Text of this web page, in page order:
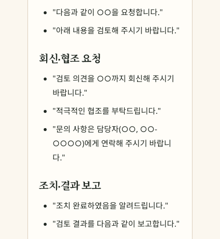
"다음과 같이 ○○을 요청합니다."
"아래 내용을 검토해 주시기 바랍니다."
회신·협조 요청
"검토 의견을 ○○까지 회신해 주시기
바랍니다."
"적극적인 협조를 부탁드립니다."
"문의 사항은 담당자(○○, ○○-
○○○○)에게 연락해 주시기 바랍니
다."
조치·결과 보고
"조치 완료하였음을 알려드립니다."
"검토 결과를 다음과 같이 보고합니다."